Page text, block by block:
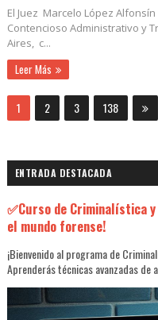
El Juez Marcelo López
Contencioso Administrativo y
Aires, c...
Leer Más
1 2 3 138
ENTRADA DESTACADA
✅Curso de Criminalística
el mundo forense!
¡Bienvenido al programa de
Aprenderás técnicas avanzadas de